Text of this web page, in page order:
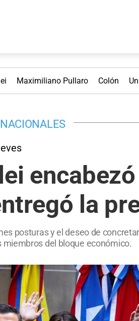
Maximiliano Pullaro Colón
la
posturas y el deseo de
miembros del bloque económico.